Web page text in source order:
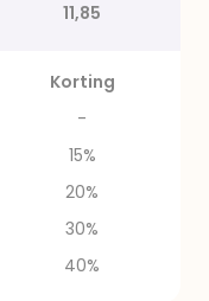
11,85
Korting
-
15%
20%
30%
40%